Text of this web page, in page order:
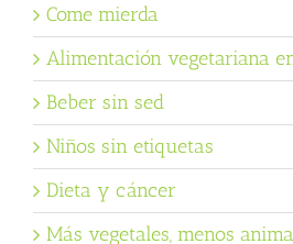
Come mierda
Alimentación vegetariana
Beber sin sed
Niños sin etiquetas
Dieta y cáncer
Más vegetales, menos